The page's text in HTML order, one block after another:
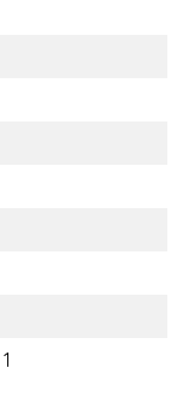
1